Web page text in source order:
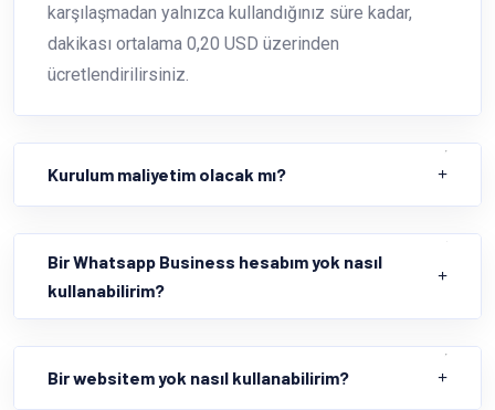
karşılaşmadan yalnızca kullandığınız süre kadar,
dakikası ortalama 0,20 USD üzerinden
ücretlendirilirsiniz.
Kurulum maliyetim olacak mı?
Bir Whatsapp Business hesabım yok nasıl
kullanabilirim?
Bir websitem yok nasıl kullanabilirim?